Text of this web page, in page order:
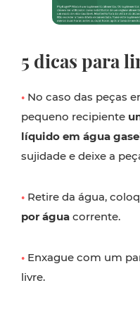
5 dicas para
• No caso das peças
pequeno recipiente
líquido em água
sujidade e deixe a
• Retire da água,
por água corrente.
• Enxague com um
livre.